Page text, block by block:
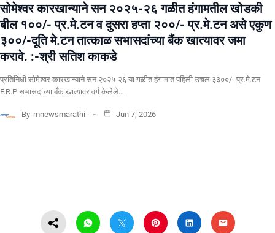
सोमेश्वर कारखान्याने सन २०२५-२६ गळीत हंगामतील खोडकी
बील १००/- प्र.मे.टन व दुसरा हप्ता २००/- प्र.मे.टन असे एकुण
३००/-दूति मे.टन तात्काळ सभासदांच्या बैंक खात्यावर जमा
करावे. :-श्री सतिश काकडे
प्रतिनिधी सोमेश्वर कारखान्याने सन २०२५-२६ या गळीत हंगामात पहिली उचल ३३००/- प्र.मे.टन
F.R.P सभासदांच्या बँक खात्यावर वर्ग केलेले…
By mnewsmarathi Jun 7, 2026